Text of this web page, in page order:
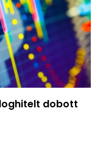
dobott